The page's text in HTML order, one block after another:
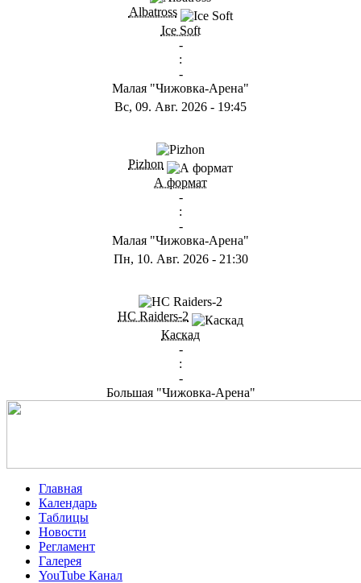
Albatross
Ice Soft
-
:
-
Малая "Чижовка-Арена"
Вс, 09. Авг. 2026 - 19:45
Pizhon
А формат
-
:
-
Малая "Чижовка-Арена"
Пн, 10. Авг. 2026- 21:30
HC Raiders-2
Каскад
-
:
-
Большая "Чижовка-Арена"
Главная
Календарь
Таблицы
Новости
Регламент
Галерея
YouTube Канал